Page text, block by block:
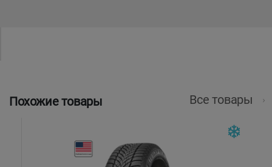
Похожие товары Все товары